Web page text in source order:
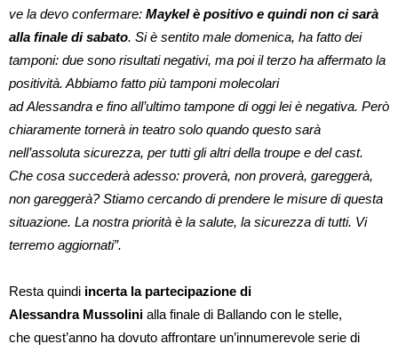
ve la devo confermare: Maykel è positivo e quindi non ci sarà
alla finale di sabato. Si è sentito male domenica, ha fatto dei
tamponi: due sono risultati negativi, ma poi il terzo ha affermato la
positività. Abbiamo fatto più tamponi molecolari
ad Alessandra e fino all’ultimo tampone di oggi lei è negativa. Però
chiaramente tornerà in teatro solo quando questo sarà
nell’assoluta sicurezza, per tutti gli altri della troupe e del cast.
Che cosa succederà adesso: proverà, non proverà, gareggerà,
non gareggerà? Stiamo cercando di prendere le misure di questa
situazione. La nostra priorità è la salute, la sicurezza di tutti. Vi
terremo aggiornati”.
Resta quindi incerta la partecipazione di
Alessandra Mussolini alla finale di Ballando con le stelle,
che quest’anno ha dovuto affrontare un’innumerevole serie di